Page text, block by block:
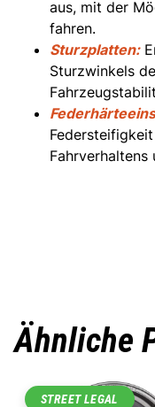
aus, mit der
fahren.
Sturzplatten:
Sturzwinkels
Fahrverhaltens
Ähnliche
STREET LEGAL